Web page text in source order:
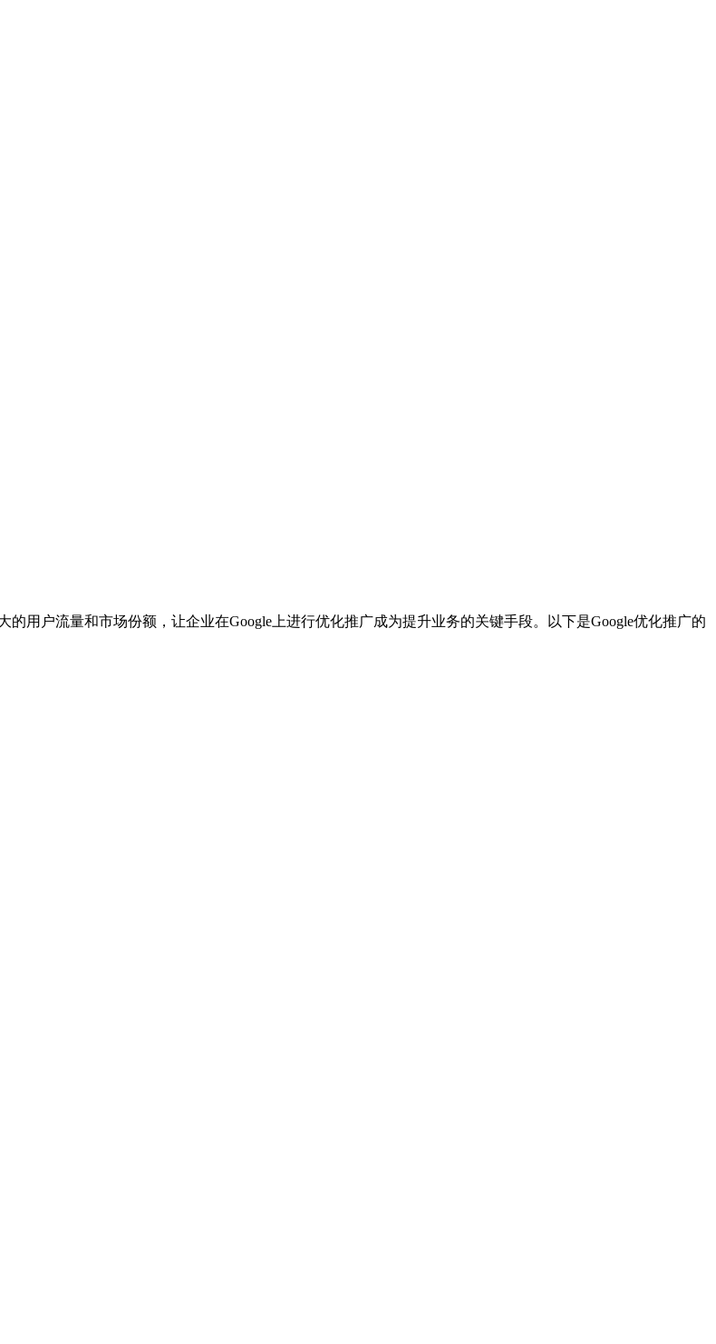
户流量和市场份额，让企业在Google上进行优化推广成为提升业务的关键手段。以下是Google优化推广的